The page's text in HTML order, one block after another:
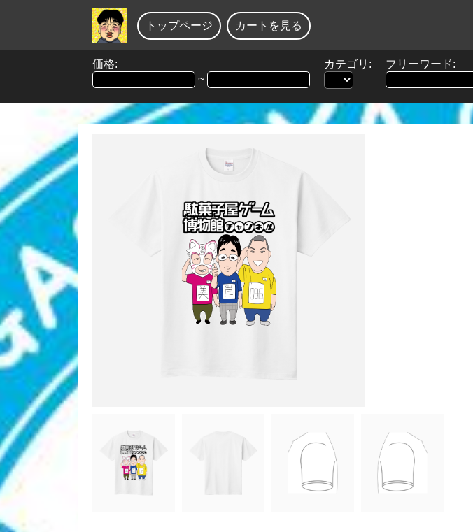
トップページ カートを見る
価格:
~
カテゴリ:
フリーワード: